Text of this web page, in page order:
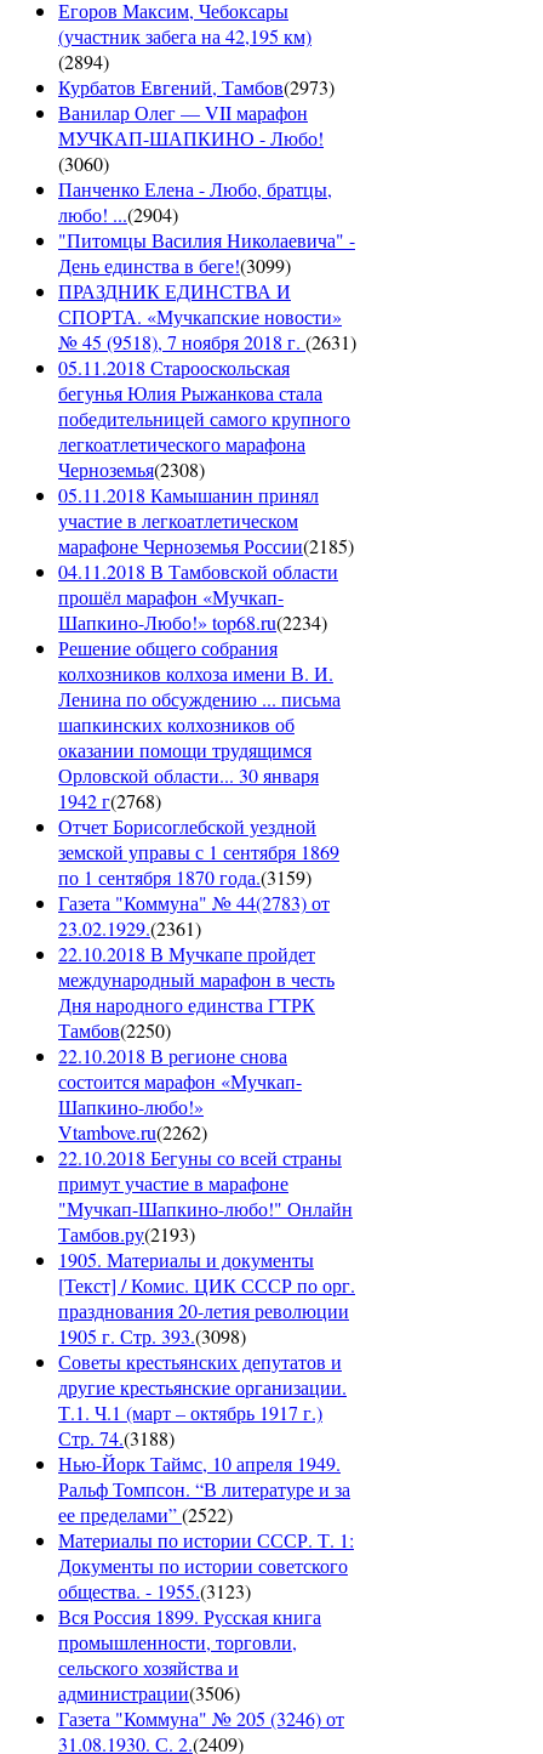
Егоров Максим, Чебоксары
(участник забега на 42,195 км)
(2894)
Курбатов Евгений, Тамбов(2973)
Ванилар Олег — VII марафон
МУЧКАП-ШАПКИНО - Любо!
(3060)
Панченко Елена - Любо, братцы,
любо! ...(2904)
"Питомцы Василия Николаевича" -
День единства в беге!(3099)
ПРАЗДНИК ЕДИНСТВА И
СПОРТА. «Мучкапские новости»
№ 45 (9518), 7 ноября 2018 г. (2631)
05.11.2018 Старооскольская
бегунья Юлия Рыжанкова стала
победительницей самого крупного
легкоатлетического марафона
Черноземья(2308)
05.11.2018 Камышанин принял
участие в легкоатлетическом
марафоне Черноземья России(2185)
04.11.2018 В Тамбовской области
прошёл марафон «Мучкап-
Шапкино-Любо!» top68.ru(2234)
Решение общего собрания
колхозников колхоза имени В. И.
Ленина по обсуждению ... письма
шапкинских колхозников об
оказании помощи трудящимся
Орловской области... 30 января
1942 г(2768)
Отчет Борисоглебской уездной
земской управы с 1 сентября 1869
по 1 сентября 1870 года.(3159)
Газета "Коммуна" № 44(2783) от
23.02.1929.(2361)
22.10.2018 В Мучкапе пройдет
международный марафон в честь
Дня народного единства ГТРК
Тамбов(2250)
22.10.2018 В регионе снова
состоится марафон «Мучкап-
Шапкино-любо!»
Vtambove.ru(2262)
22.10.2018 Бегуны со всей страны
примут участие в марафоне
"Мучкап-Шапкино-любо!" Онлайн
Тамбов.ру(2193)
1905. Материалы и документы
[Текст] / Комис. ЦИК СССР по орг.
празднования 20-летия революции
1905 г. Стр. 393.(3098)
Советы крестьянских депутатов и
другие крестьянские организации.
Т.1. Ч.1 (март – октябрь 1917 г.)
Стр. 74.(3188)
Нью-Йорк Таймс, 10 апреля 1949.
Ральф Томпсон. “В литературе и за
ее пределами”(2522)
Материалы по истории СССР. Т. 1:
Документы по истории советского
общества. - 1955.(3123)
Вся Россия 1899. Русская книга
промышленности, торговли,
сельского хозяйства и
администрации(3506)
Газета "Коммуна" № 205 (3246) от
31.08.1930. С. 2.(2409)